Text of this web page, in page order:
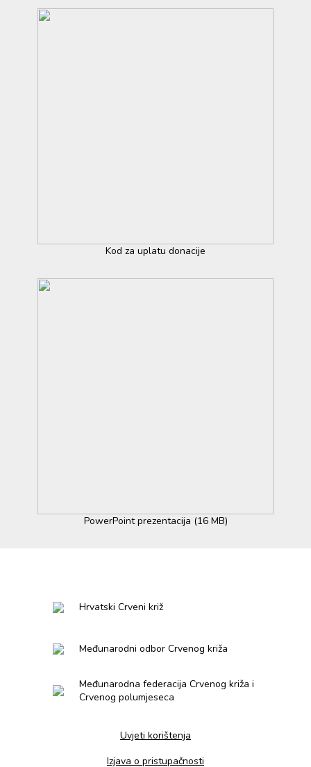
Kod za uplatu donacije
PowerPoint prezentacija (16 MB)
Hrvatski Crveni križ
Međunarodni odbor Crvenog križa
Međunarodna federacija Crvenog križa i
Crvenog polumjeseca
Uvjeti korištenja
Izjava o pristupačnosti